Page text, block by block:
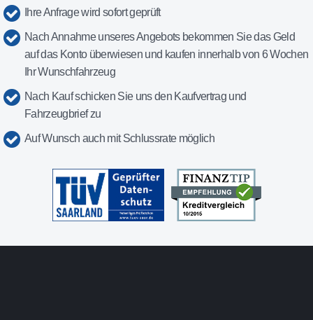
Ihre Anfrage wird sofort geprüft
Nach Annahme unseres Angebots bekommen Sie das Geld
auf das Konto überwiesen und kaufen innerhalb von 6 Wochen
Ihr Wunschfahrzeug
Nach Kauf schicken Sie uns den Kaufvertrag und
Fahrzeugbrief zu
Auf Wunsch auch mit Schlussrate möglich